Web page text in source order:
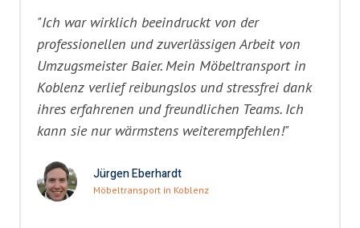
"Ich war wirklich beeindruckt von der
professionellen und zuverlässigen Arbeit von
Umzugsmeister Baier. Mein Möbeltransport in
Koblenz verlief reibungslos und stressfrei dank
ihres erfahrenen und freundlichen Teams. Ich
kann sie nur wärmstens weiterempfehlen!"
Jürgen Eberhardt
Möbeltransport in Koblenz